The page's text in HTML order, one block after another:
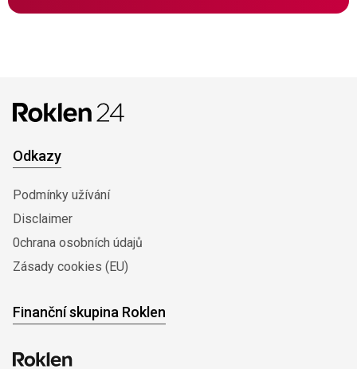
Odkazy
Podmínky užívání
Disclaimer
0chrana osobních údajů
Zásady cookies (EU)
Finanční skupina Roklen